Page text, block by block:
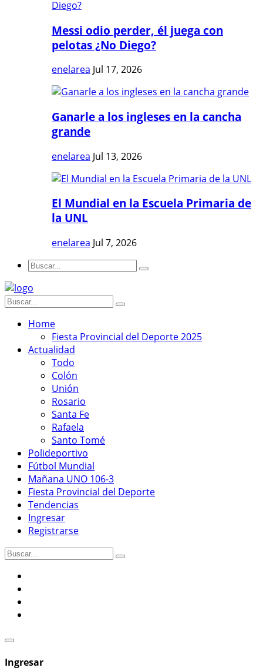
Messi odio perder, él juega con
pelotas ¿No Diego?
enelarea Jul 17, 2026
Ganarle a los ingleses en la cancha
grande
enelarea Jul 13, 2026
El Mundial en la Escuela Primaria de
la UNL
enelarea Jul 7, 2026
Home
Fiesta Provincial del Deporte 2025
Actualidad
Todo
Colón
Unión
Rosario
Santa Fe
Rafaela
Santo Tomé
Polideportivo
Fútbol Mundial
Mañana UNO 106-3
Fiesta Provincial del Deporte
Tendencias
Ingresar
Registrarse
Ingresar